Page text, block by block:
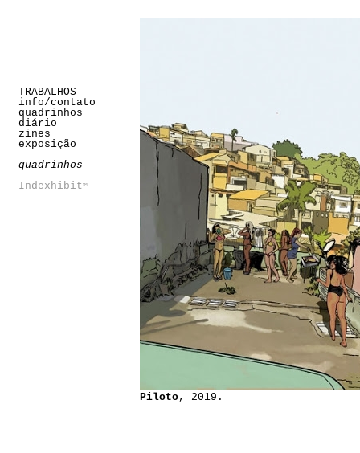
TRABALHOS
info/contato
quadrinhos
diário
zines
exposição
quadrinhos
Indexhibit™
Piloto, 2019.